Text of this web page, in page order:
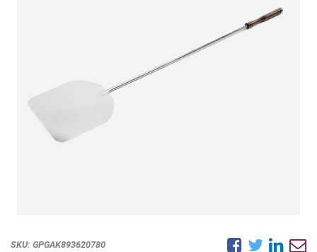
SKU: GPGAK893620780